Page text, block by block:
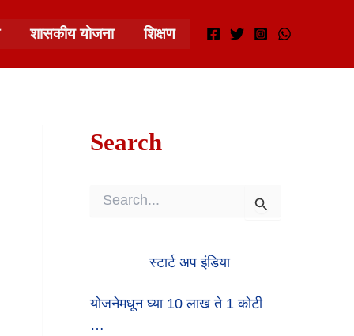
शासकीय योजना शिक्षण
Search
F
O
R
स्टार्ट अप इंडिया
योजनेमधून घ्या 10 लाख ते 1 कोटी
…